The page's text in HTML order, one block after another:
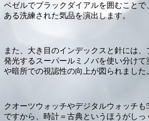
ベゼルでブラックダイアルを囲むことで
ある洗練された気品を演出します。
また、大き目のインデックスと針には、
発光するスーパールミノバを使い分けて
や暗所での視認性の向上が図られました
クオーツウォッチやデジタルウォッチも
ですから、時計＝古典というほうがし